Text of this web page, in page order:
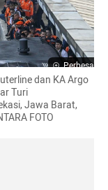
Perbesar
dan KA Argo
Turi
Jawa Barat,
FOTO